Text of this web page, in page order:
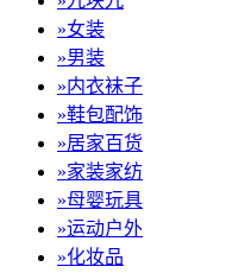
»女装
»男装
»内衣袜子
»鞋包配饰
»居家百货
»家装家纺
»母婴玩具
»运动户外
»化妆品